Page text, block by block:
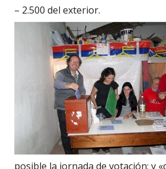
– 2.500 del exterior.
posible la jornada de votación; y